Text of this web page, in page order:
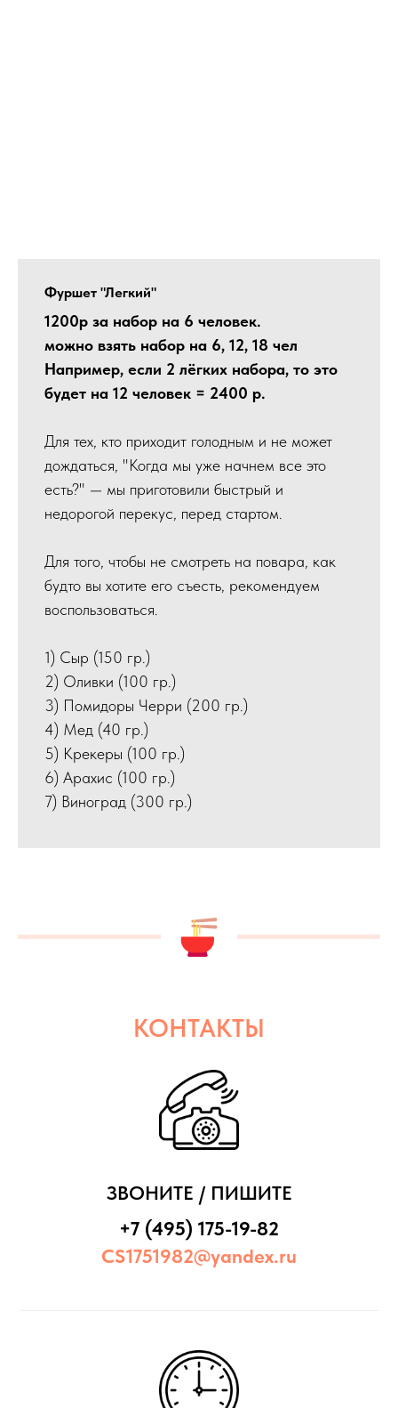
Фуршет "Легкий"
1200р за набор на 6 человек.
можно взять набор на 6, 12, 18 чел
Например, если 2 лёгких набора, то это
будет на 12 человек = 2400 р.
Для тех, кто приходит голодным и не может
дождаться, "Когда мы уже начнем все это
есть?" — мы приготовили быстрый и
недорогой перекус, перед стартом.
Для того, чтобы не смотреть на повара, как
будто вы хотите его съесть, рекомендуем
воспользоваться.
1) Сыр (150 гр.)
2) Оливки (100 гр.)
3) Помидоры Черри (200 гр.)
4) Мед (40 гр.)
5) Крекеры (100 гр.)
6) Арахис (100 гр.)
7) Виноград (300 гр.)
КОНТАКТЫ
ЗВОНИТЕ / ПИШИТЕ
+7 (495) 175-19-82
CS1751982@yandex.ru